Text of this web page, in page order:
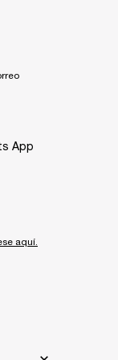
App
aquí.